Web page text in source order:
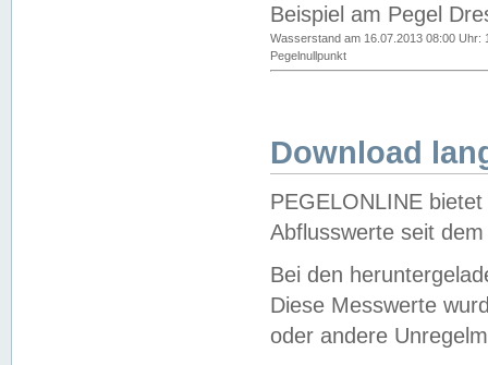
Beispiel am Pegel
Wasserstand am 16.07.2013 08:00 Uhr:
Pegelnullpunkt
Download
PEGELONLINE
Abflusswerte seit
Bei den
Diese Messwerte
oder andere